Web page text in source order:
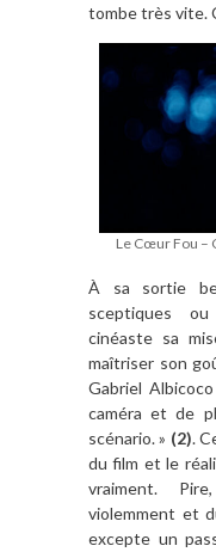
tombe très vite.
Le Cœur Fou –
À sa sortie
sceptiques
cinéaste sa
maîtriser son
Gabriel
caméra et de
scénario. » (2).
du film et le
vraiment.
violemment et
excepte un